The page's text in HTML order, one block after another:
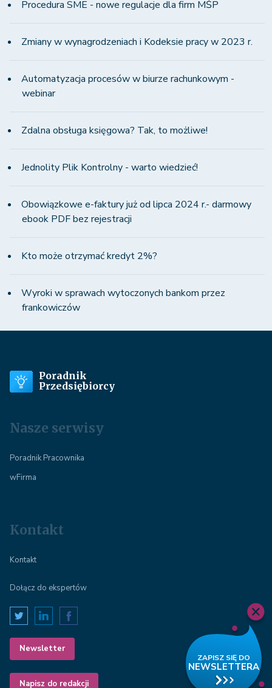
Procedura SME - nowe regulacje dla firm MŚP
Zmiany w wynagrodzeniach i Kodeksie pracy w 2023 r.
Automatyzacja procesów w biurze rachunkowym -
webinar
Zdalna obsługa księgowa? Tak, to możliwe!
Jednolity Plik Kontrolny - warto wiedzieć!
Obowiązkowe e-faktury już od lipca 2024 r.- darmowy
ebook PDF bez rejestracji
Kto może otrzymać kredyt 2%?
Wyroki w sprawach wytoczonych bankom przez
frankowiczów
Poradnik
Przedsiębiorcy
Nasze serwisy
Poradnik Pracownika
wFirma
Kontakt
Kontakt
Dołącz do ekspertów
Newsletter
Napisz do redakcji